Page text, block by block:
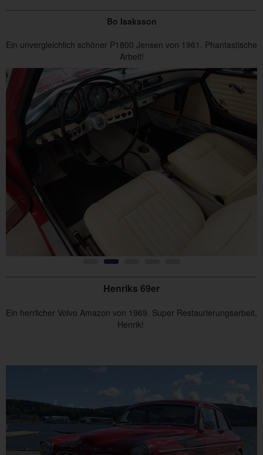
Bo Isaksson
Ein unvergleichlich schöner P1800 Jensen von 1961. Phantastische
Arbeit!
Henriks 69er
Ein herrlicher Volvo Amazon von 1969. Super Restaurierungsarbeit,
Henrik!